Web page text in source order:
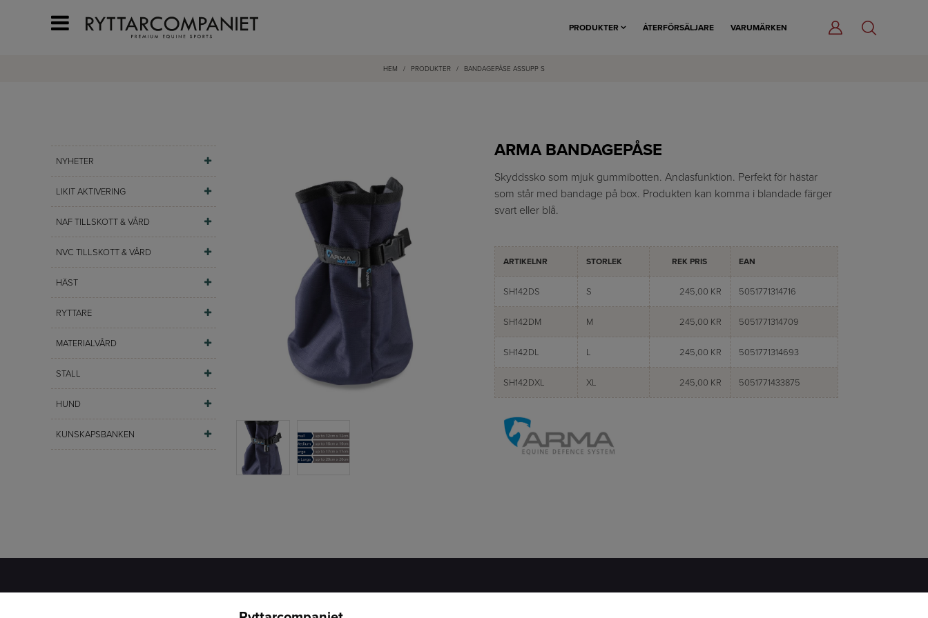
PRODUKTER ÅTERFÖRSÄLJARE VARUMÄRKEN
HEM / PRODUKTER / BANDAGEPÅSE ASSUPP S
NYHETER
LIKIT AKTIVERING
NAF TILLSKOTT & VÅRD
NVC TILLSKOTT & VÅRD
HÄST
RYTTARE
MATERIALVÅRD
STALL
HUND
KUNSKAPSBANKEN
ARMA BANDAGEPÅSE
Skyddssko som mjuk gummibotten. Andasfunktion. Perfekt för hästar
som står med bandage på box. Produkten kan komma i blandade färger
svart eller blå.
ARTIKELNR STORLEK REK PRIS EAN
SH142DS S 245,00 KR 5051771314716
SH142DM M 245,00 KR 5051771314709
SH142DL L 245,00 KR 5051771314693
SH142DXL XL 245,00 KR 5051771433875